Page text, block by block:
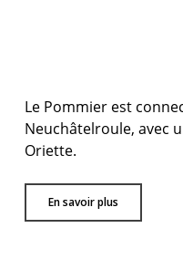
Le Pommier est
Neuchâtelroule, avec
Oriette.
En savoir plus